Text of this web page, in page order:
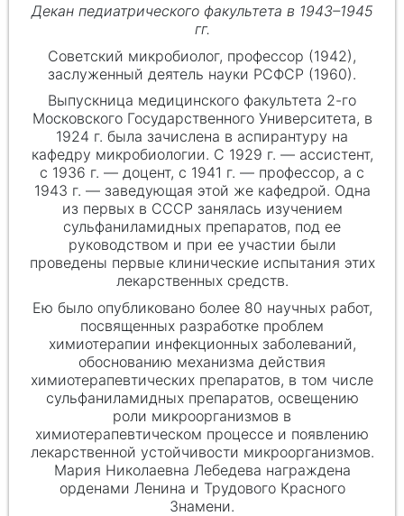
Декан педиатрического факультета в 1943–1945
гг.
Советский микробиолог, профессор (1942),
заслуженный деятель науки РСФСР (1960).
Выпускница медицинского факультета 2-го
Московского Государственного Университета, в
1924 г. была зачислена в аспирантуру на
кафедру микробиологии. С 1929 г. — ассистент,
с 1936 г. — доцент, с 1941 г. — профессор, а с
1943 г. — заведующая этой же кафедрой. Одна
из первых в СССР занялась изучением
сульфаниламидных препаратов, под ее
руководством и при ее участии были
проведены первые клинические испытания этих
лекарственных средств.
Ею было опубликовано более 80 научных работ,
посвященных разработке проблем
химиотерапии инфекционных заболеваний,
обоснованию механизма действия
химиотерапевтических препаратов, в том числе
сульфаниламидных препаратов, освещению
роли микроорганизмов в
химиотерапевтическом процессе и появлению
лекарственной устойчивости микроорганизмов.
Мария Николаевна Лебедева награждена
орденами Ленина и Трудового Красного
Знамени.